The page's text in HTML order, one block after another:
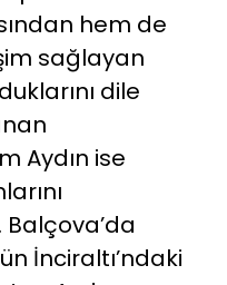
hem de
sağlayan
dile
Aydın ise
Balçova’da
İnciraltı’ndaki